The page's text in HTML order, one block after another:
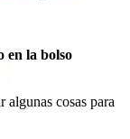
en la bolso
algunas cosas para